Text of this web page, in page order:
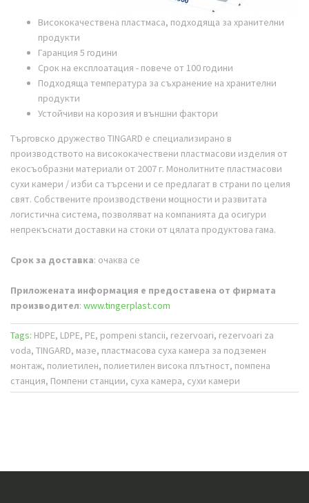
Висококачествена пластмаса, подходяща за хранителни
продукти
Гаранция 5 години
Срок на експлоатация - повече от 100 години
Подходяща температура за съхранение на хранителни
продукти
Устойчиви на корозия и външни фактори
Търговско дружество TINGARD е специализирано в
производството на висококачествени пластмасови изделия от
екосъобразни материали от 2007 г. Монолитните пластмасови
сухи камери / изби са търсени и се предлагат в страни по целия
свят. Собствените производствени мощности и развитата
логистична система, позволяват на компанията да осигури
непрекъснати доставки на стоки от цялата продуктова гама.
Срок за доставка: очаква се
Приложената информация е предоставена от фирмата
производител: www.tingerplast.com
Tags: HDPE, LDPE, PE, pompeni stancii, rezervoari, rezervoari za
voda, TINGARD, мазе, пластмасова суха камера за подземен
монтаж, полиетилен, полиетилен висока плътност, помпена
станция, Помпени станции, суха камера, сухи камери